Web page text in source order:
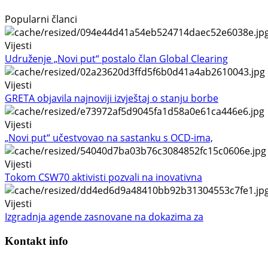
Popularni članci
Vijesti
Udruženje „Novi put“ postalo član Global Clearing
Vijesti
GRETA objavila najnoviji izvještaj o stanju borbe
Vijesti
„Novi put“ učestvovao na sastanku s OCD-ima,
Vijesti
Tokom CSW70 aktivisti pozvali na inovativna
Vijesti
Izgradnja agende zasnovane na dokazima za
Kontakt info